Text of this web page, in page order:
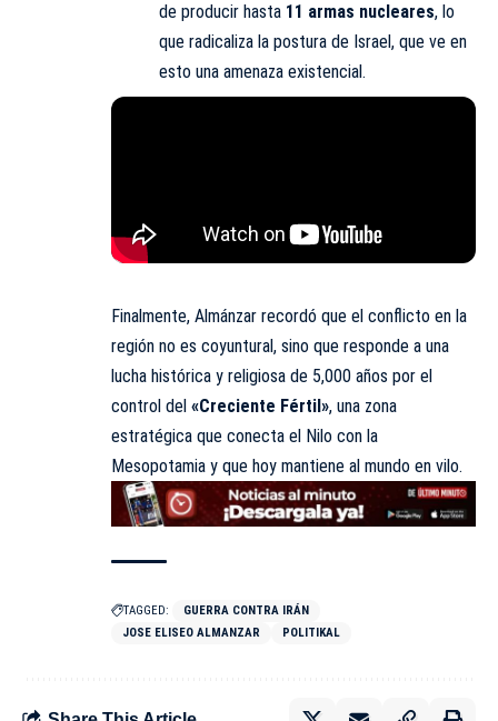
de producir hasta 11 armas nucleares, lo
que radicaliza la postura de Israel, que ve en
esto una amenaza existencial.
Finalmente, Almánzar recordó que el conflicto en la
región no es coyuntural, sino que responde a una
lucha histórica y religiosa de 5,000 años por el
control del «Creciente Fértil», una zona
estratégica que conecta el Nilo con la
Mesopotamia y que hoy mantiene al mundo en vilo.
TAGGED:
GUERRA CONTRA IRÁN
JOSE ELISEO ALMANZAR
POLITIKAL